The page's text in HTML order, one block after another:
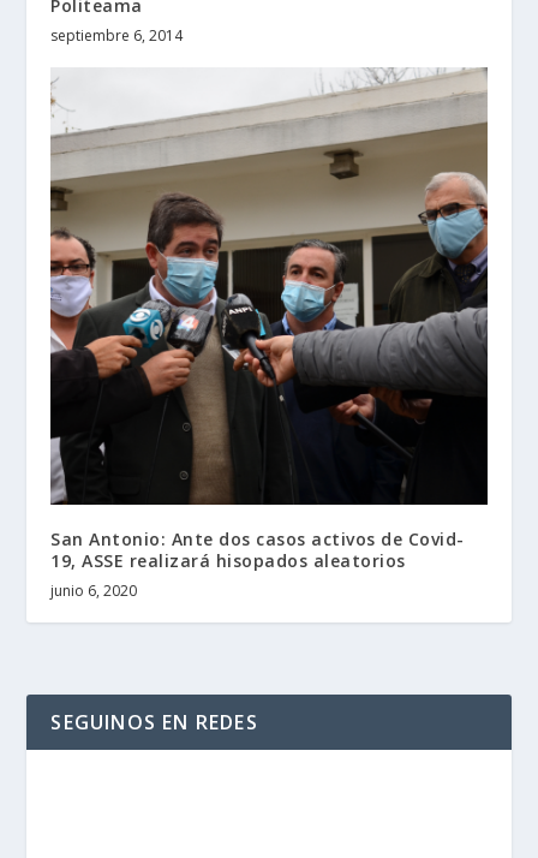
Politeama
septiembre 6, 2014
San Antonio: Ante dos casos activos de Covid-
19, ASSE realizará hisopados aleatorios
junio 6, 2020
SEGUINOS EN REDES